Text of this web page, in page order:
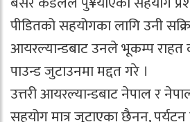
पीडितको सहयोगका लागि उनी
आयरल्यान्डबाट उनले भूकम्प राहत
पाउन्ड जुटाउनमा मद्दत गरे ।
उत्तरी आयरल्यान्डबाट नेपाल र
सहयोग मात्र जुटाएका छैनन्, पर्यटन